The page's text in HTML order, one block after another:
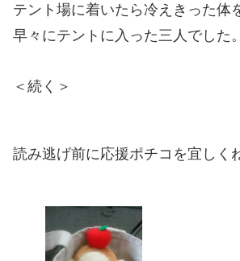
テント場に着いたら冷えきった体
早々にテントに入った三人でした。
＜続く＞
読み逃げ前に応援ポチコを宜しく